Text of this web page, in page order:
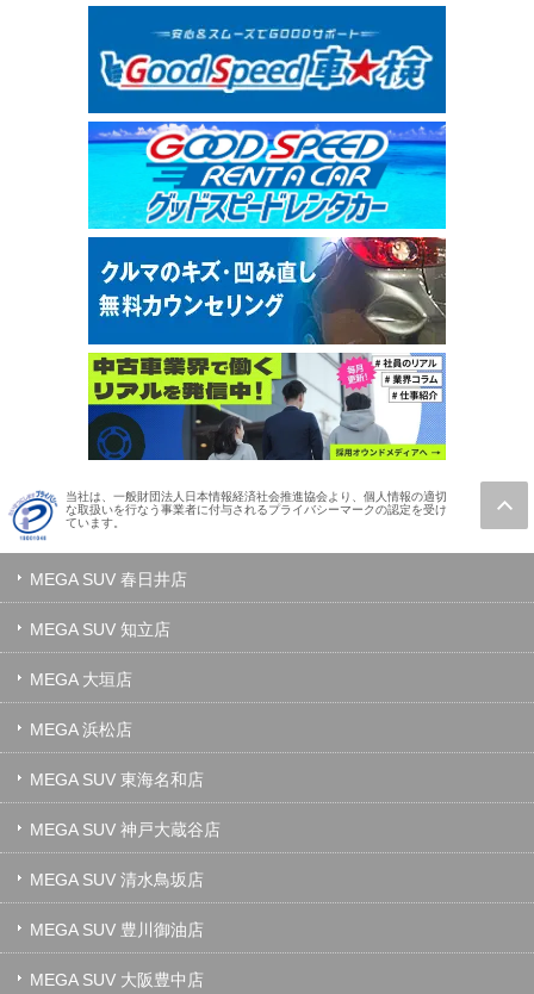
当社は、一般財団法人日本情報経済社会推進協会より、個人情報の適切
な取扱いを行なう事業者に付与されるプライバシーマークの認定を受け
ています。
MEGA SUV 春日井店
MEGA SUV 知立店
MEGA 大垣店
MEGA 浜松店
MEGA SUV 東海名和店
MEGA SUV 神戸大蔵谷店
MEGA SUV 清水鳥坂店
MEGA SUV 豊川御油店
MEGA SUV 大阪豊中店